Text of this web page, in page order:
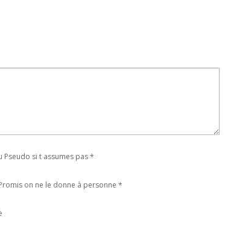
Pseudo si t assumes pas*
on ne le donne à personne *